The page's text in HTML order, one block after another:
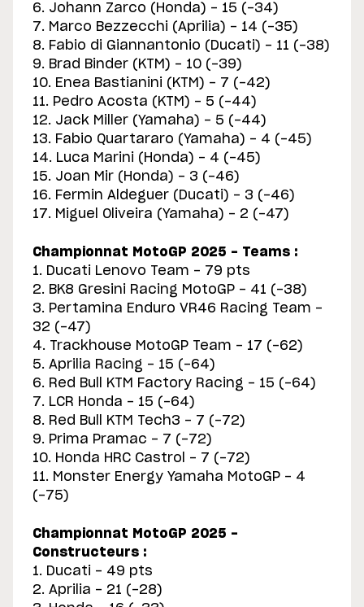
6. Johann Zarco (Honda) - 15 (-34)
7. Marco Bezzecchi (Aprilia) - 14 (-35)
8. Fabio di Giannantonio (Ducati) - 11 (-38)
9. Brad Binder (KTM) - 10 (-39)
10. Enea Bastianini (KTM) - 7 (-42)
11. Pedro Acosta (KTM) - 5 (-44)
12. Jack Miller (Yamaha) - 5 (-44)
13. Fabio Quartararo (Yamaha) - 4 (-45)
14. Luca Marini (Honda) - 4 (-45)
15. Joan Mir (Honda) - 3 (-46)
16. Fermin Aldeguer (Ducati) - 3 (-46)
17. Miguel Oliveira (Yamaha) - 2 (-47)
Championnat MotoGP 2025 - Teams :
1. Ducati Lenovo Team - 79 pts
2. BK8 Gresini Racing MotoGP - 41 (-38)
3. Pertamina Enduro VR46 Racing Team -
32 (-47)
4. Trackhouse MotoGP Team - 17 (-62)
5. Aprilia Racing - 15 (-64)
6. Red Bull KTM Factory Racing - 15 (-64)
7. LCR Honda - 15 (-64)
8. Red Bull KTM Tech3 - 7 (-72)
9. Prima Pramac - 7 (-72)
10. Honda HRC Castrol - 7 (-72)
11. Monster Energy Yamaha MotoGP - 4
(-75)
Championnat MotoGP 2025 -
Constructeurs :
1. Ducati - 49 pts
2. Aprilia - 21 (-28)